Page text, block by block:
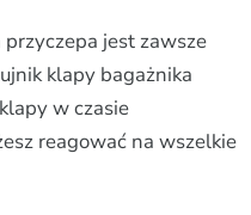
jest zawsze
klapy bagażnika
w czasie
reagować na wszelkie